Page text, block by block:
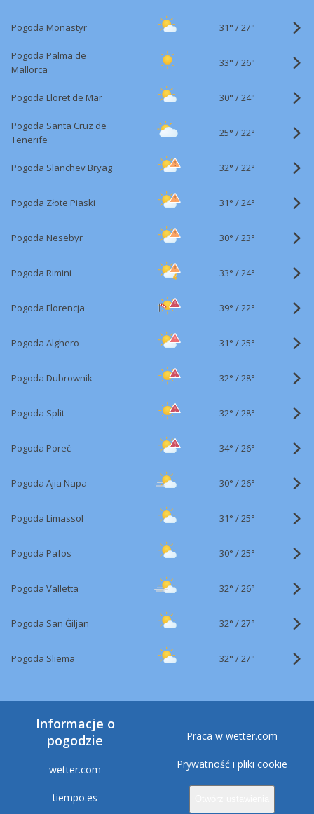
Pogoda Monastyr 31° /27°
Pogoda Palma de
Mallorca
33° /26°
Pogoda Lloret de Mar 30° /24°
Pogoda Santa Cruz de
Tenerife
25° /22°
Pogoda Slanchev Bryag 32° /22°
Pogoda Złote Piaski 31° /24°
Pogoda Nesebyr 30° /23°
Pogoda Rimini 33° /24°
Pogoda Florencja 39° /22°
Pogoda Alghero 31° /25°
Pogoda Dubrownik 32° /28°
Pogoda Split 32° /28°
Pogoda Poreč 34° /26°
Pogoda Ajia Napa 30° /26°
Pogoda Limassol 31° /25°
Pogoda Pafos 30° /25°
Pogoda Valletta 32° /26°
Pogoda San Ġiljan 32° /27°
Pogoda Sliema 32° /27°
Informacje o
pogodzie
wetter.com
tiempo.es
Praca w wetter.com
Prywatność i pliki cookie